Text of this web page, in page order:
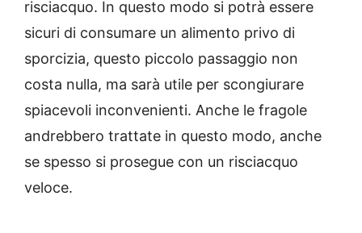
risciacquo. In questo modo si potrà essere
sicuri di consumare un alimento privo di
sporcizia, questo piccolo passaggio non
costa nulla, ma sarà utile per scongiurare
spiacevoli inconvenienti. Anche le fragole
andrebbero trattate in questo modo, anche
se spesso si prosegue con un risciacquo
veloce.